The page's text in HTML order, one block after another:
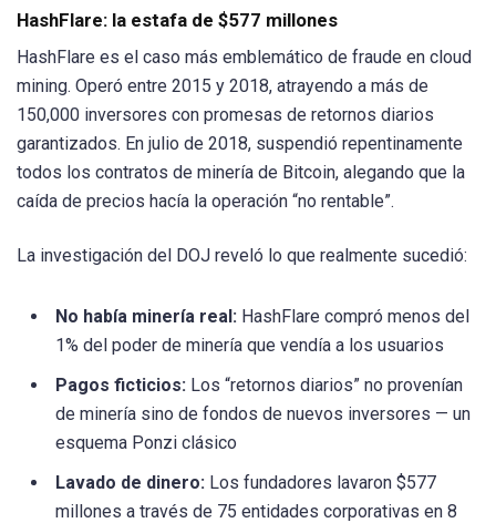
HashFlare: la estafa de $577 millones
HashFlare es el caso más emblemático de fraude en cloud
mining. Operó entre 2015 y 2018, atrayendo a más de
150,000 inversores con promesas de retornos diarios
garantizados. En julio de 2018, suspendió repentinamente
todos los contratos de minería de Bitcoin, alegando que la
caída de precios hacía la operación “no rentable”.
La investigación del DOJ reveló lo que realmente sucedió:
No había minería real: HashFlare compró menos del
1% del poder de minería que vendía a los usuarios
Pagos ficticios: Los “retornos diarios” no provenían
de minería sino de fondos de nuevos inversores — un
esquema Ponzi clásico
Lavado de dinero: Los fundadores lavaron $577
millones a través de 75 entidades corporativas en 8